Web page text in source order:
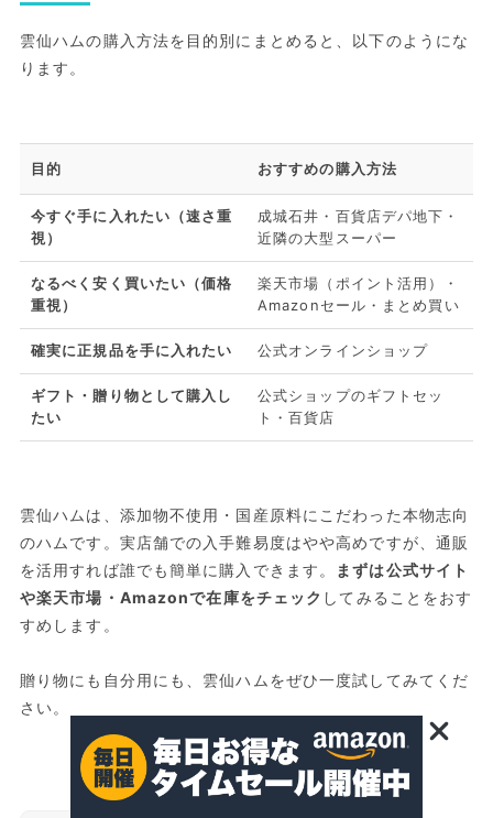
雲仙ハムの購入方法を目的別にまとめると、以下のようにな
ります。
目的 おすすめの購入方法
今すぐ手に入れたい（速さ重
視）
成城石井・百貨店デパ地下・
近隣の大型スーパー
なるべく安く買いたい（価格
重視）
楽天市場（ポイント活用）・
Amazonセール・まとめ買い
確実に正規品を手に入れたい 公式オンラインショップ
ギフト・贈り物として購入し
たい
公式ショップのギフトセッ
ト・百貨店
雲仙ハムは、添加物不使用・国産原料にこだわった本物志向
のハムです。実店舗での入手難易度はやや高めですが、通販
を活用すれば誰でも簡単に購入できます。
まずは公式サイト
や楽天市場・Amazonで在庫をチェック してみることをおす
すめします。
贈り物にも自分用にも、雲仙ハムをぜひ一度試してみてくだ
さい。